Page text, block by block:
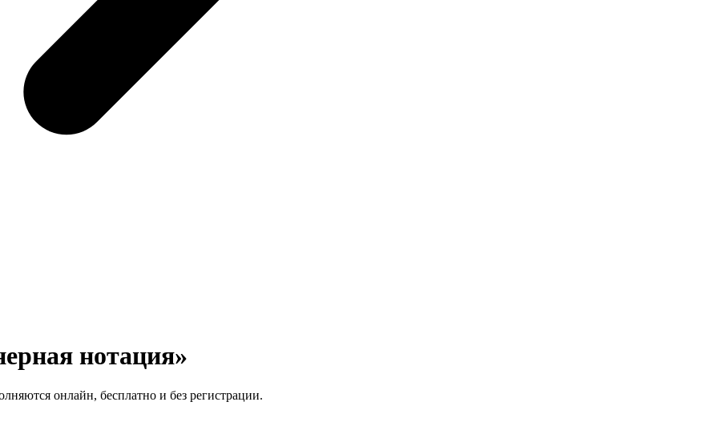
нотация»
онлайн, бесплатно и без регистрации.